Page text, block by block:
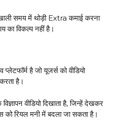
समय में थोड़ी Extra कमाई करना
का विकल्प नहीं है।
है जो यूजर्स को वीडियो
है।
वीडियो दिखाता है, जिन्हें देखकर
को रियल मनी में बदला जा सकता है।